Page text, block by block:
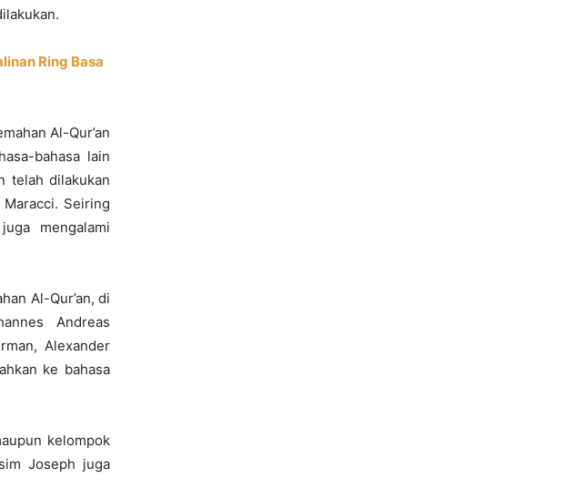
Ring Basa
Al-Qur’an
bahasa lain
telah dilakukan
Seiring
mengalami
Al-Qur’an, di
Andreas
Alexander
ke bahasa
kelompok
Joseph juga